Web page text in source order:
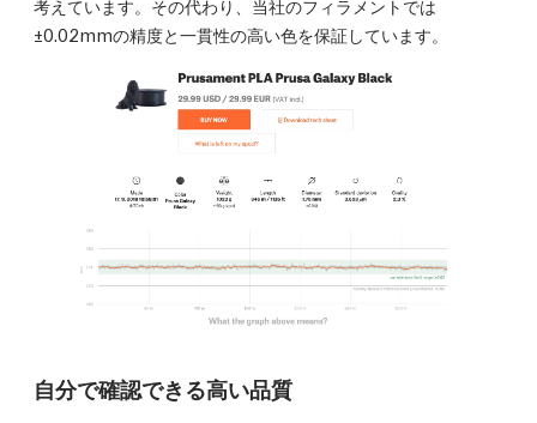
±0.02mmの精度と一貫性の高い色を保証しています。
自分で確認できる高い品質